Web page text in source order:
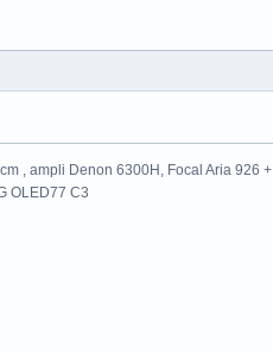
, ampli Denon 6300H, Focal Aria 926 +
OLED77 C3